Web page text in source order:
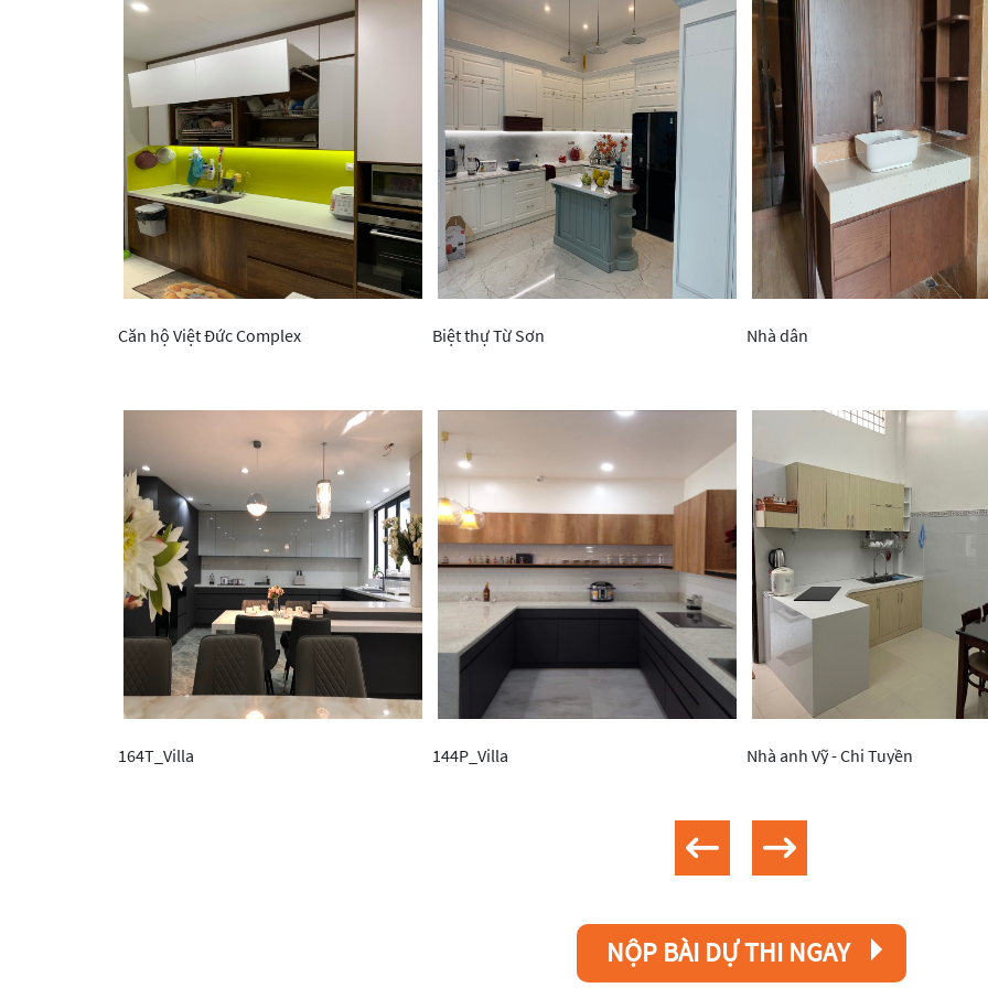
Căn hộ Việt Đức Complex
164T_Villa
Biệt thự Từ Sơn
144P_Villa
Nhà dân
Nhà anh Vỹ - Chị Tuyền
NỘP BÀI DỰ THI NGAY